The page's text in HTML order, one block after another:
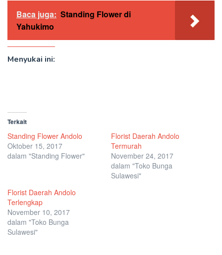
Baca juga: Standing Flower di
Yahukimo
Menyukai ini:
Terkait
Standing Flower Andolo
Oktober 15, 2017
dalam "Standing Flower"
Florist Daerah Andolo
Termurah
November 24, 2017
dalam "Toko Bunga
Sulawesi"
Florist Daerah Andolo
Terlengkap
November 10, 2017
dalam "Toko Bunga
Sulawesi"